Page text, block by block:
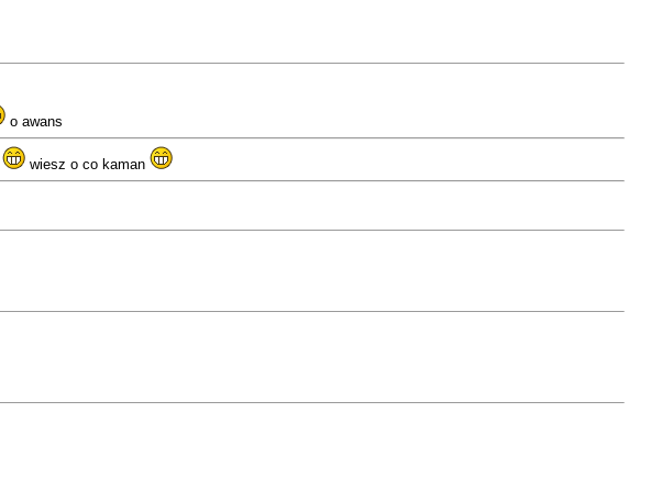
o awans
wiesz o co kaman